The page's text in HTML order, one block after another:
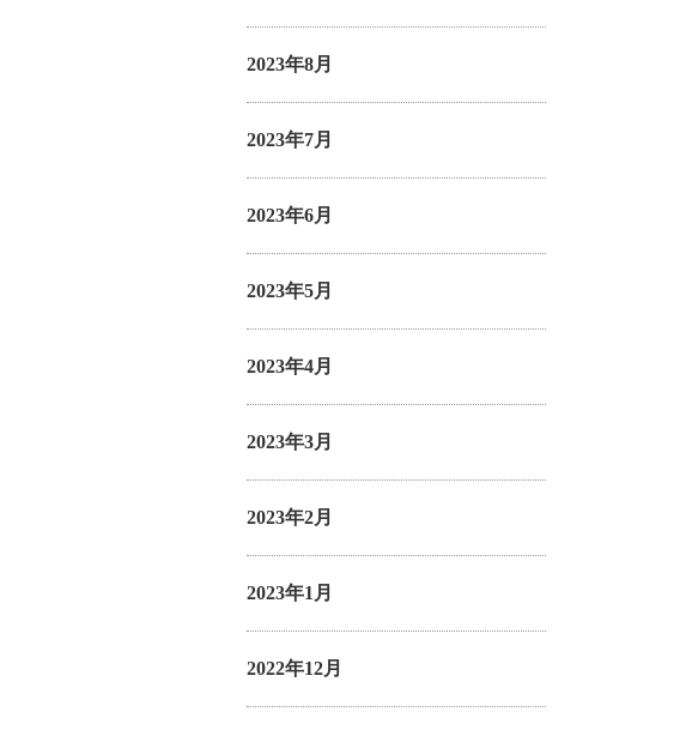
2023年8月
2023年7月
2023年6月
2023年5月
2023年4月
2023年3月
2023年2月
2023年1月
2022年12月